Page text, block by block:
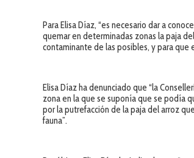
Para Elisa Díaz, “es necesario dar a
quemar en determinadas zonas la paja
contaminante de las posibles, y para que
Elisa Díaz ha denunciado que “la
zona en la que se suponía que se podía
por la putrefacción de la paja del arroz
fauna”.